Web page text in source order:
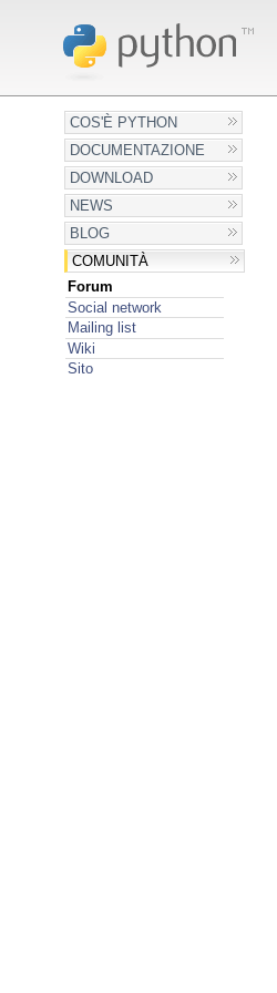
COS'È PYTHON
DOCUMENTAZIONE
DOWNLOAD
NEWS
BLOG
COMUNITÀ
Forum
Social network
Mailing list
Wiki
Sito